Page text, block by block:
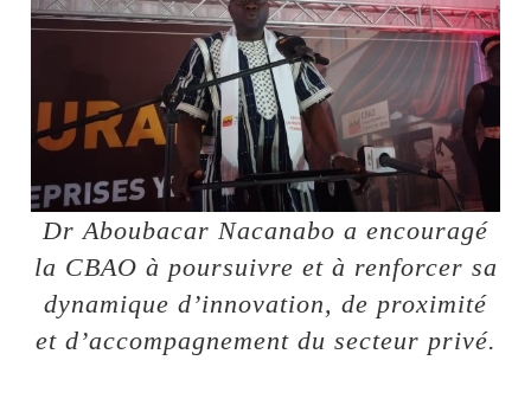
Dr Aboubacar Nacanabo a encouragé
la CBAO à poursuivre et à renforcer sa
dynamique d’innovation, de proximité
et d’accompagnement du secteur privé.